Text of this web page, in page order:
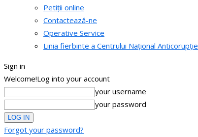
Petiții online
Contactează-ne
Operative Service
Linia fierbinte a Centrului Național Anticorupție
Sign in
Welcome!Log into your account
your username
your password
Forgot your password?